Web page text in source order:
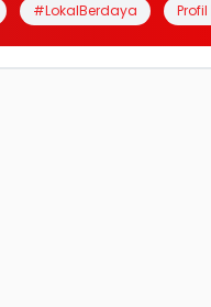
#LokalBerdaya